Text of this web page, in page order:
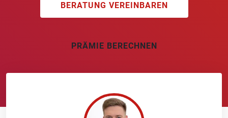
BERATUNG VEREINBAREN
PRÄMIE BERECHNEN